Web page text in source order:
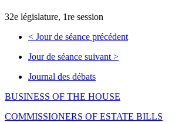
32e législature, 1re session
< Jour de séance précédent
Jour de séance suivant >
Journal des débats
BUSINESS OF THE HOUSE
COMMISSIONERS OF ESTATE BILLS